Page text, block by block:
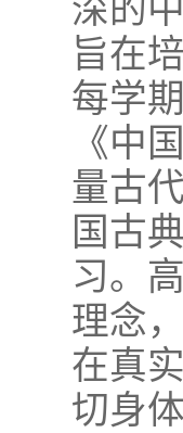
深的
旨在
每学
《中
量古
国古
习。
理念
在真
切身